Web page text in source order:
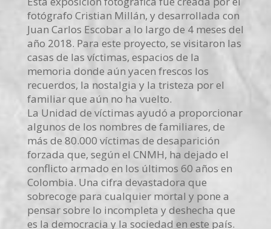
fotógrafo Cristian Millán, y desarrollada con
Juan Carlos Escobar a lo largo de 4 meses del
año 2018. Para este proyecto, se visitaron las
casas de las víctimas, espacios de la
memoria donde aún yacen frescos los
recuerdos, la nostalgia y la tristeza por el
familiar que aún no ha vuelto.
La Unidad de víctimas ayudó a proporcionar
algunos de los nombres de familiares, de
más de 80.000 víctimas de desaparición
forzada que, según el CNMH, ha dejado el
conflicto armado en los últimos 60 años en
Colombia. Una cifra devastadora que
sobrecoge para cualquier mortal y pone a
pensar sobre lo incompleta y deshecha que
es la democracia y la sociedad en este país.